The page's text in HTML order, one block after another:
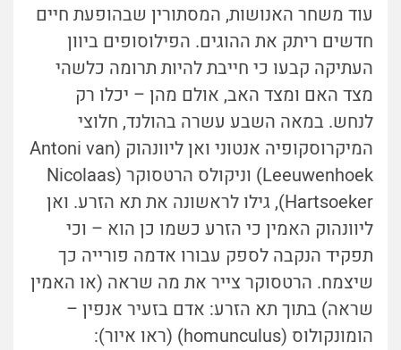
עוד משחר האנושות, המסתורין שבהופעת חיים
חדשים ריתק את ההוגים. הפילוסופים ביוון
העתיקה קבעו כי חייבת להיות תרומה כלשהי
מצד האם ומצד האב, אולם מהן – יכלו רק
לנחש. במאה השבע עשרה בהולנד, חלוצי
המיקרוסקופיה אנטוני ואן ליוונהוק (Antoni van
Leeuwenhoek) וניקולס הרטסוקר (Nicolaas
Hartsoeker), גילו לראשונה את תא הזרע. ואן
ליוונהוק האמין כי הזרע כשמו כן הוא – וכי
תפקיד הנקבה לספק עבורו אדמה פורייה כך
שיצמח. הרטסוקר צייר את מה שראה (או האמין
שראה) בתוך תא הזרע: אדם בזעיר אנפין –
הומונקולוס (homunculus)
(ראו איור):